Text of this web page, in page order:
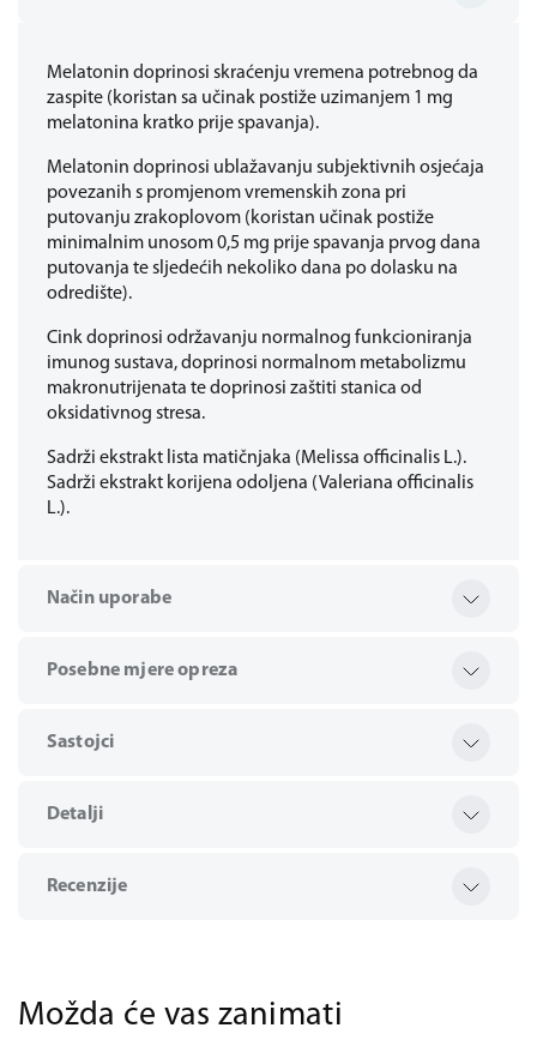
Melatonin doprinosi skraćenju vremena potrebnog da
zaspite (koristan sa učinak postiže uzimanjem 1 mg
melatonina kratko prije spavanja).
Melatonin doprinosi ublažavanju subjektivnih osjećaja
povezanih s promjenom vremenskih zona pri
putovanju zrakoplovom (koristan učinak postiže
minimalnim unosom 0,5 mg prije spavanja prvog dana
putovanja te sljedećih nekoliko dana po dolasku na
odredište).
Cink doprinosi održavanju normalnog funkcioniranja
imunog sustava, doprinosi normalnom metabolizmu
makronutrijenata te doprinosi zaštiti stanica od
oksidativnog stresa.
Sadrži ekstrakt lista matičnjaka (Melissa officinalis L.).
Sadrži ekstrakt korijena odoljena (Valeriana officinalis
L.).
Način uporabe
Posebne mjere opreza
Sastojci
Detalji
Recenzije
Možda će vas zanimati